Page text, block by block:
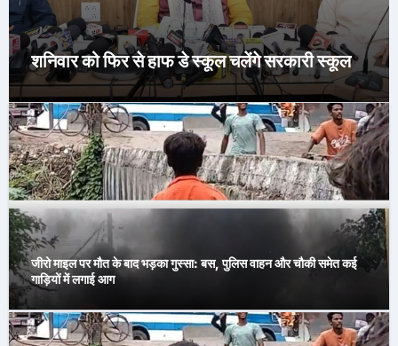
शनिवार को फिर से हाफ डे स्कूल चलेंगे सरकारी स्कूल
जीरो माइल पर मौत के बाद भड़का गुस्सा: बस, पुलिस वाहन और चौकी समेत कई
गाड़ियों में लगाई आग